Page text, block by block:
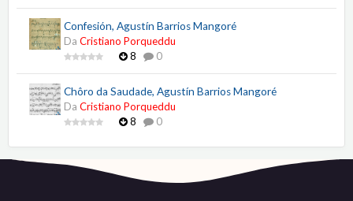
Confesión, Agustín Barrios Mangoré
Da Cristiano Porqueddu
8
0
Chôro da Saudade, Agustín Barrios Mangoré
Da Cristiano Porqueddu
8
0